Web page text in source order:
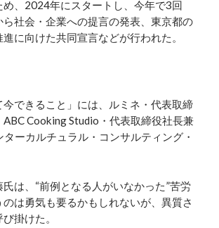
、2024年にスタートし、今年で3回
社会・企業への提言の発表、東京都の
に向けた共同宣言などが行われた。
できること」には、ルミネ・代表取締
Cooking Studio・代表取締役社長兼
ーカルチュラル・コンサルティング・
は、“前例となる人がいなかった”苦労
は勇気も要るかもしれないが、異質さ
掛けた。